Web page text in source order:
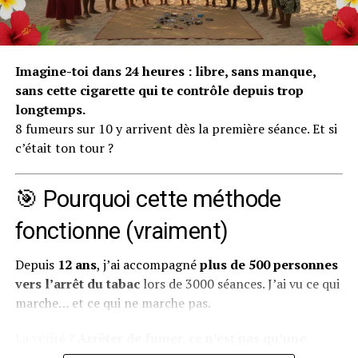
intérieures, celles que tu possèdes déjà mais que tu
n’arrives pas à mobiliser seul.
Pourquoi on s’habitue à aller
mal (et pourquoi c’est
dangereux)
Notre cerveau est une machine d’adaptation
extraordinaire. Il cherche constamment à économiser
de l’énergie et à créer des automatismes. Quand tu vis
dans un état de mal-être prolongé — que ce soit de la
tristesse, de l’anxiété, de la colère ou du
découragement — ton cerveau finit par considérer
cet état comme “normal”. C’est ce qu’on appelle en
psychologie unehabitude émotionnelle
Imagine-toi dans 24 heures : libre, sans manque,
sans cette cigarette qui te contrôle depuis trop
longtemps.
8 fumeurs sur 10 y arrivent dès la première séance. Et si
c’était ton tour ?
🎯 Pourquoi cette méthode
fonctionne (vraiment)
Depuis 12 ans, j’ai accompagnéplus de 500 personnes
vers l’arrêt du tabaclors de 3000 séances. J’ai vu ce qui
marche… et ce qui ne marche pas.